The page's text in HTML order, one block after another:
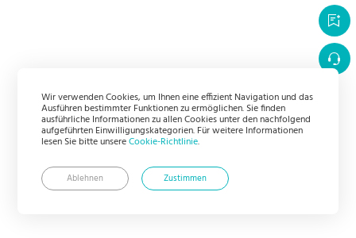
Wir verwenden Cookies, um Ihnen eine effizient Navigation und das
Ausführen bestimmter Funktionen zu ermöglichen. Sie finden
ausführliche Informationen zu allen Cookies unter den nachfolgend
aufgeführten Einwilligungskategorien. Für weitere Informationen
lesen Sie bitte unsereCookie-Richtlinie.
Zustimmen
Ablehnen